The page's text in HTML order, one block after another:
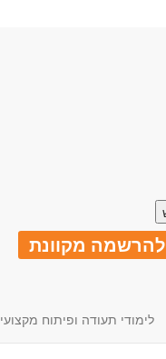
מקוונת
לימודי תעודה ופיתוח מקצועי